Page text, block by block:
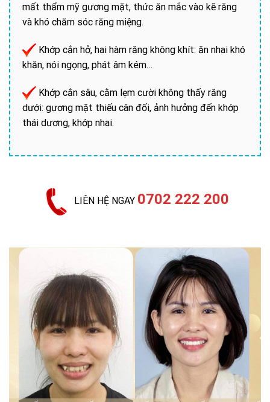
mất thẩm mỹ gương mặt, thức ăn mắc vào kẽ răng
và khó chăm sóc răng miệng.
Khớp cắn hở, hai hàm răng không khít: ăn nhai khó
khăn, nói ngọng, phát âm kém…
Khớp cắn sâu, cằm lẹm cười không thấy răng
dưới: gương mặt thiếu cân đối, ảnh hưởng đến khớp
thái dương, khớp nhai.
LIÊN HỆ NGAY 0702 222 200